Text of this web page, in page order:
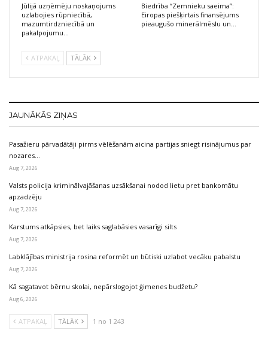
Jūlijā uzņēmēju noskaņojums
uzlabojies rūpniecībā,
mazumtirdzniecībā un
pakalpojumu…
Biedrība “Zemnieku saeima”:
Eiropas piešķirtais finansējums
pieaugušo minerālmēslu un…
ATPAKAĻ TĀLĀK
JAUNĀKĀS ZIŅAS
Pasažieru pārvadātāji pirms vēlēšanām aicina partijas sniegt risinājumus par
nozares…
Aug 7, 2026
Valsts policija kriminālvajāšanas uzsākšanai nodod lietu pret bankomātu
apzadzēju
Aug 7, 2026
Karstums atkāpsies, bet laiks saglabāsies vasarīgi silts
Aug 7, 2026
Labklājības ministrija rosina reformēt un būtiski uzlabot vecāku pabalstu
Aug 7, 2026
Kā sagatavot bērnu skolai, nepārslogojot ģimenes budžetu?
Aug 6, 2026
ATPAKAĻ TĀLĀK 1 no 1 243